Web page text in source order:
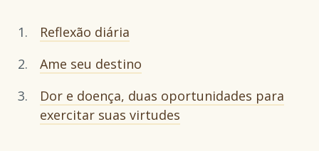
Reflexão diária
Ame seu destino
Dor e doença, duas oportunidades para
exercitar suas virtudes